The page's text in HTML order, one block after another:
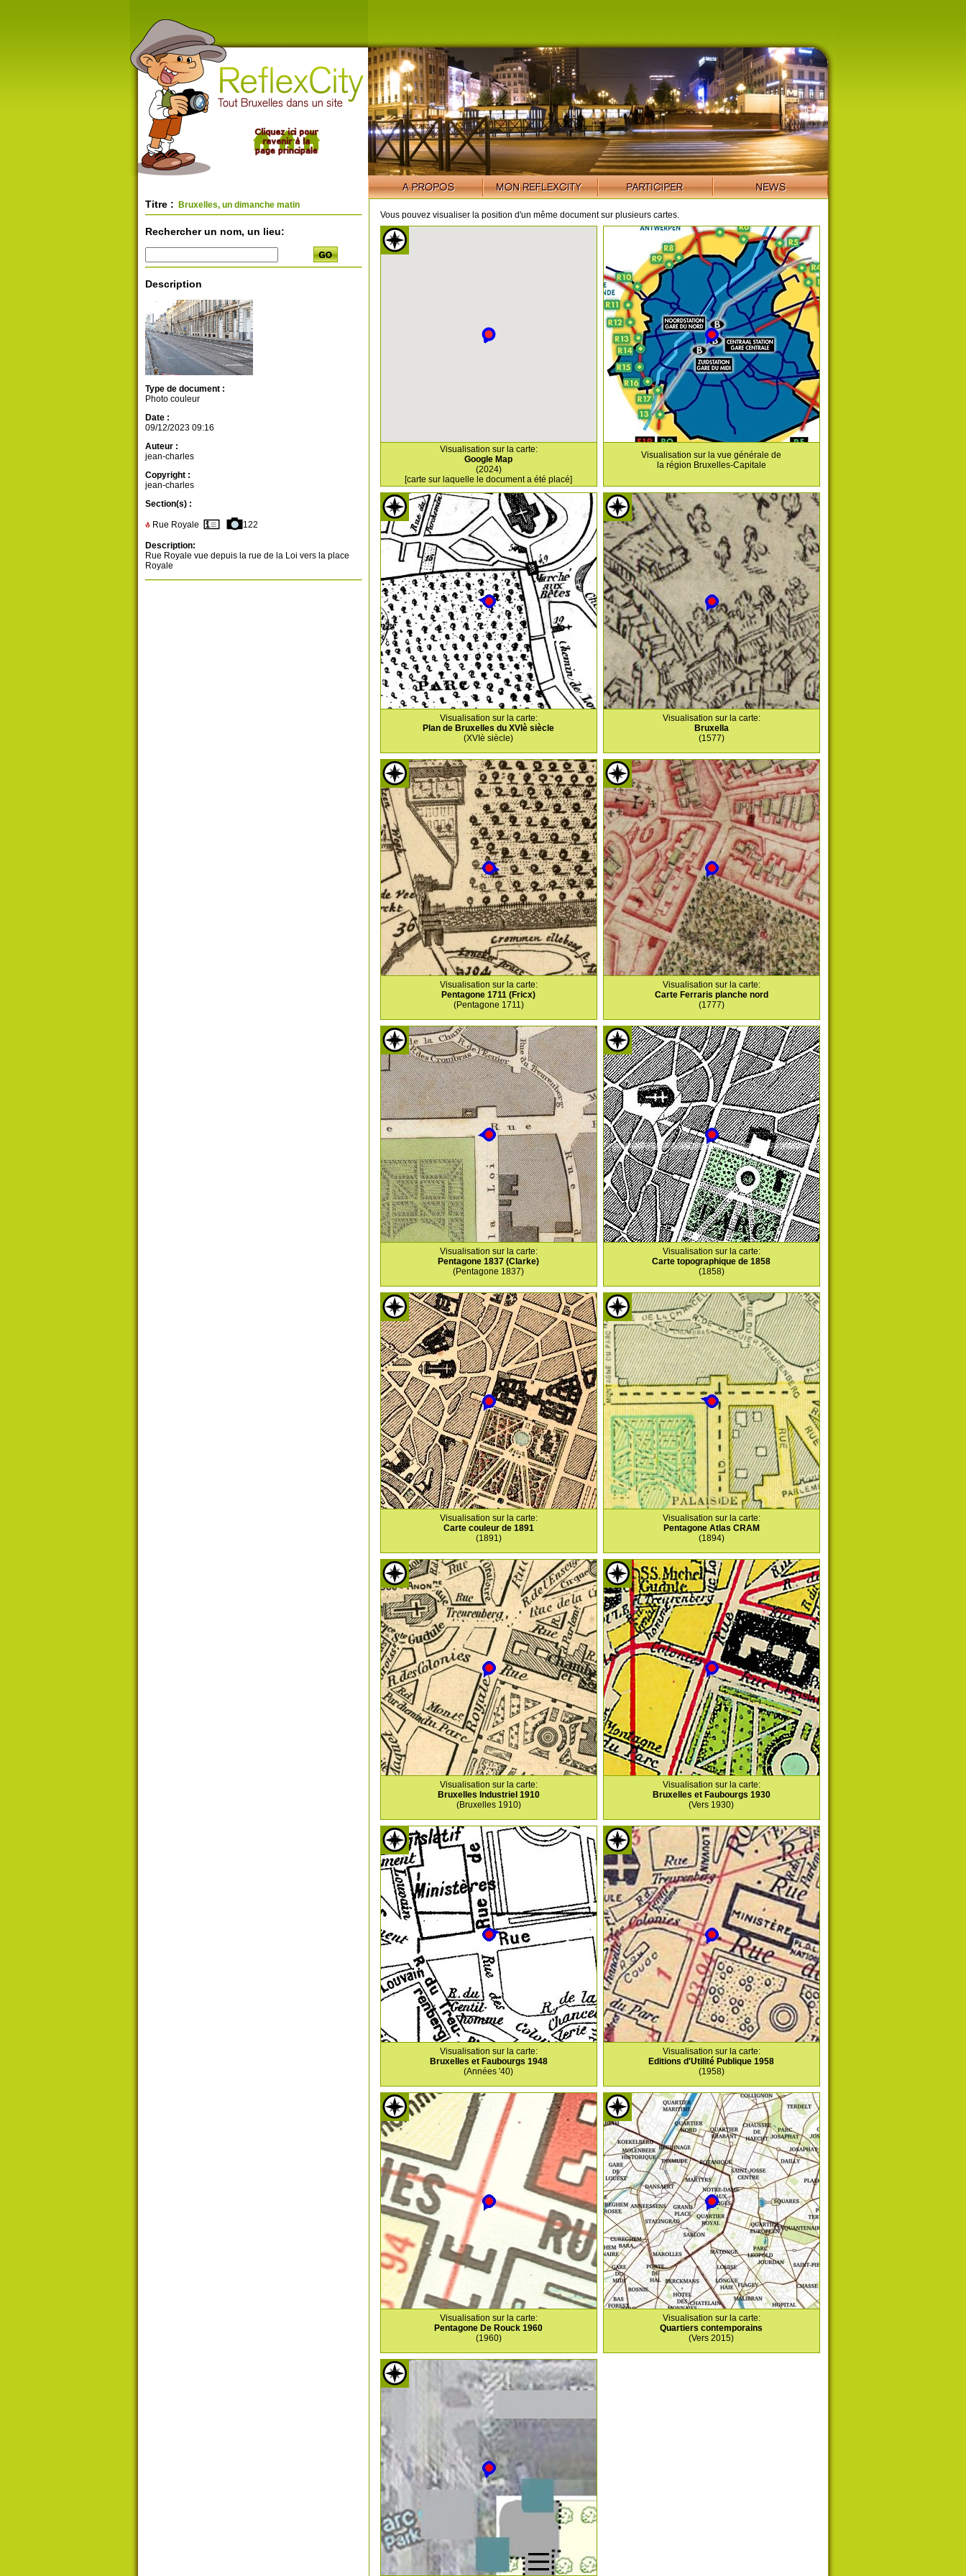
Titre : Bruxelles, un dimanche matin
Rechercher un nom, un lieu:
Description
Type de document :
Photo couleur
Date :
09/12/2023 09:16
Auteur :
jean-charles
Copyright :
jean-charles
Section(s) :
Rue Royale 122
Description:
Rue Royale vue depuis la rue de la Loi vers la place
Royale
Vous pouvez visualiser la position d'un même document sur plusieurs cartes.
Visualisation sur la carte:
Google Map
(2024)
[carte sur laquelle le document a été placé]
Visualisation sur la vue générale de
la région Bruxelles-Capitale
Visualisation sur la carte:
Plan de Bruxelles du XVIè siècle
(XVIè siècle)
Visualisation sur la carte:
Bruxella
(1577)
Visualisation sur la carte:
Pentagone 1711 (Fricx)
(Pentagone 1711)
Visualisation sur la carte:
Carte Ferraris planche nord
(1777)
Visualisation sur la carte:
Pentagone 1837 (Clarke)
(Pentagone 1837)
Visualisation sur la carte:
Carte topographique de 1858
(1858)
Visualisation sur la carte:
Carte couleur de 1891
(1891)
Visualisation sur la carte:
Pentagone Atlas CRAM
(1894)
Visualisation sur la carte:
Bruxelles Industriel 1910
(Bruxelles 1910)
Visualisation sur la carte:
Bruxelles et Faubourgs 1930
(Vers 1930)
Visualisation sur la carte:
Bruxelles et Faubourgs 1948
(Années '40)
Visualisation sur la carte:
Editions d'Utilité Publique 1958
(1958)
Visualisation sur la carte:
Pentagone De Rouck 1960
(1960)
Visualisation sur la carte:
Quartiers contemporains
(Vers 2015)